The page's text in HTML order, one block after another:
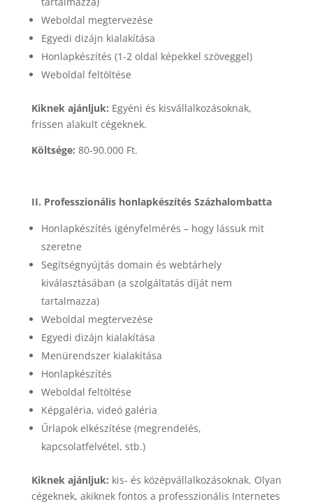
Weboldal megtervezése
Egyedi dizájn kialakítása
Honlapkészítés (1-2 oldal képekkel szöveggel)
Weboldal feltöltése
Kiknek ajánljuk: Egyéni és kisvállalkozásoknak,
frissen alakult cégeknek.
Költsége: 80-90.000 Ft.
II. Professzionális honlapkészítés Százhalombatta
Honlapkészítés igényfelmérés – hogy lássuk mit
szeretne
Segítségnyújtás domain és webtárhely
kiválasztásában (a szolgáltatás díját nem
tartalmazza)
Weboldal megtervezése
Egyedi dizájn kialakítása
Menürendszer kialakítása
Honlapkészítés
Weboldal feltöltése
Képgaléria, videó galéria
Űrlapok elkészítése (megrendelés,
kapcsolatfelvétel, stb.)
Kiknek ajánljuk: kis- és középvállalkozásoknak. Olyan
cégeknek, akiknek fontos a professzionális Internetes